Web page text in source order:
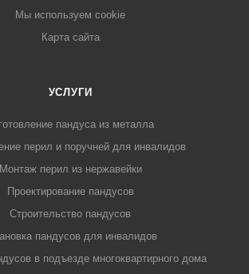
Мы используем cookie
Карта сайта
УСЛУГИ
пандуса из металла
перил и поручней для инвалидов
Монтаж перил из нержавейки
Проектирование пандусов
Строительство пандусов
пандусов для инвалидов
в подъезде многоквартирного дома